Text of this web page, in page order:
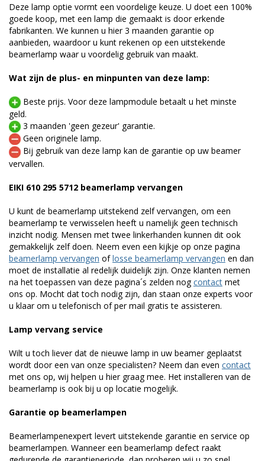
Deze lamp optie vormt een voordelige keuze. U doet een 100%
goede koop, met een lamp die gemaakt is door erkende
fabrikanten. We kunnen u hier 3 maanden garantie op
aanbieden, waardoor u kunt rekenen op een uitstekende
beamerlamp waar u voordelig gebruik van maakt.
Wat zijn de plus- en minpunten van deze lamp:
Beste prijs. Voor deze lampmodule betaalt u het minste
geld.
3 maanden 'geen gezeur' garantie.
Geen originele lamp.
Bij gebruik van deze lamp kan de garantie op uw beamer
vervallen.
EIKI 610 295 5712 beamerlamp vervangen
U kunt de beamerlamp uitstekend zelf vervangen, om een
beamerlamp te verwisselen heeft u namelijk geen technisch
inzicht nodig. Mensen met twee linkerhanden kunnen dit ook
gemakkelijk zelf doen. Neem even een kijkje op onze pagina
beamerlamp vervangen oflosse beamerlamp vervangen en dan
moet de installatie al redelijk duidelijk zijn. Onze klanten nemen
na het toepassen van deze pagina´s zelden nogcontact met
ons op. Mocht dat toch nodig zijn, dan staan onze experts voor
u klaar om u telefonisch of per mail gratis te assisteren.
Lamp vervang service
Wilt u toch liever dat de nieuwe lamp in uw beamer geplaatst
wordt door een van onze specialisten? Neem dan even contact
met ons op, wij helpen u hier graag mee. Het installeren van de
beamerlamp is ook bij u op locatie mogelijk.
Garantie op beamerlampen
Beamerlampenexpert levert uitstekende garantie en service op
beamerlampen. Wanneer een beamerlamp defect raakt